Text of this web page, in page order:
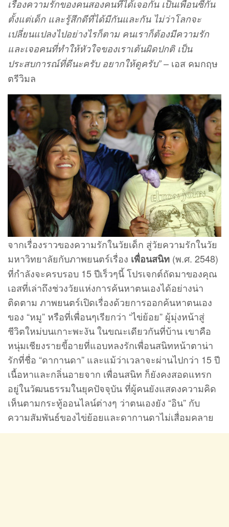
เรื่องความรักของคนสองคนที่ได้เจอกัน เป็นเพื่อนซี้กัน
ตั้งแต่เด็ก และรู้สึกดีที่ได้มีกันและกัน ไม่ว่าโลกจะ
เปลี่ยนแปลงไปอย่างไรก็ตาม คนเราก็ต้องมีความรัก
และเจอคนที่ทำให้หัวใจของเราเต้นผิดปกติ เป็น
ประสบการณ์ที่ดีนะครับ อยากให้ดูครับ”– เอส คมกฤษ
ตรีวิมล
จากเรื่องราวของความรักในวัยเด็ก สู่วัยความรักในวัย
มหาวิทยาลัยกับภาพยนตร์เรื่อง เพื่อนสนิท (พ.ศ. 2548)
ที่กำลังจะครบรอบ 15 ปีเร็วๆนี้ โปรเจกต์ถัดมาของคุณ
เอสที่เล่าถึงช่วงวัยแห่งการค้นหาตนเองได้อย่างน่า
ติดตาม ภาพยนตร์เปิดเรื่องด้วยการออกค้นหาตนเอง
ของ “หมู” หรือที่เพื่อนๆเรียกว่า “ไข่ย้อย” ผู้มุ่งหน้าสู่
ชีวิตใหม่บนเกาะพะงัน ในขณะเดียวกันที่บ้าน เขาคือ
หนุ่มเชียงรายขี้อายที่แอบหลงรักเพื่อนสนิทหน้าตาน่า
รักที่ชื่อ “ดากานดา” และแม้ว่าเวลาจะผ่านไปกว่า 15 ปี
เนื้อหาและกลิ่นอายจาก เพื่อนสนิท ก็ยังคงสอดแทรก
อยู่ในวัฒนธรรมในยุคปัจจุบัน ที่ผู้คนยังแสดงความคิด
เห็นตามกระทู้ออนไลน์ต่างๆ ว่าตนเองยัง “อิน” กับ
ความสัมพันธ์ของไข่ย้อยและดากานดาไม่เสื่อมคลาย